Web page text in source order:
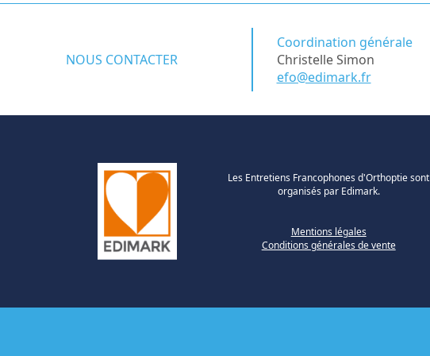
NOUS CONTACTER
Coordination générale
Christelle Simon
efo@edimark.fr
Les Entretiens Francophones d'Orthoptie sont
organisés par Edimark.
Mentions légales
Conditions générales de vente